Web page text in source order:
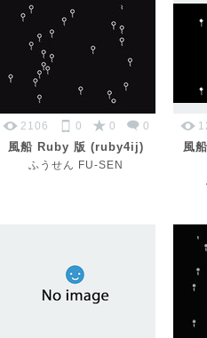
2106 0 0 0
風船 Ruby 版 (ruby4ij)
ふうせん FU-SEN
風